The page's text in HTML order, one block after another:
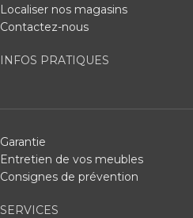
Localiser nos magasins
Contactez-nous
INFOS PRATIQUES
Garantie
Entretien de vos meubles
Consignes de prévention
SERVICES